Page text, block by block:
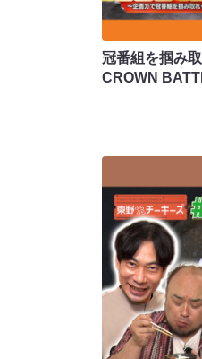
冠番組を掴み
CROWN